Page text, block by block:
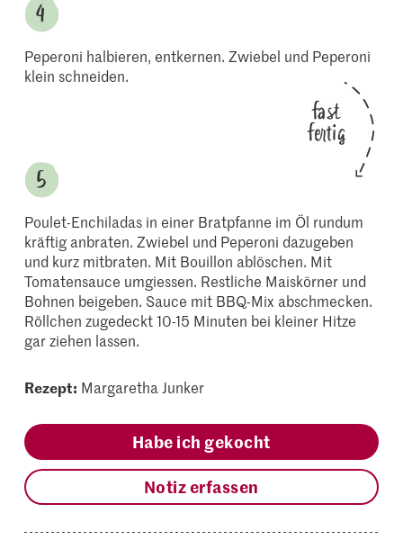
Peperoni halbieren, entkernen. Zwiebel und Peperoni
klein schneiden.
fast
fertig
Poulet-Enchiladas in einer Bratpfanne im Öl rundum
kräftig anbraten. Zwiebel und Peperoni dazugeben
und kurz mitbraten. Mit Bouillon ablöschen. Mit
Tomatensauce umgiessen. Restliche Maiskörner und
Bohnen beigeben. Sauce mit BBQ-Mix abschmecken.
Röllchen zugedeckt 10-15 Minuten bei kleiner Hitze
gar ziehen lassen.
Rezept: Margaretha Junker
Habe ich gekocht
Notiz erfassen